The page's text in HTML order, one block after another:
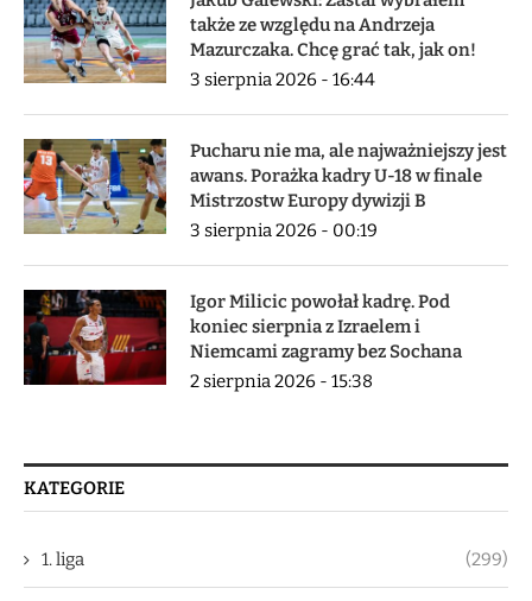
także ze względu na Andrzeja
Mazurczaka. Chcę grać tak, jak on!
3 sierpnia 2026 - 16:44
Pucharu nie ma, ale najważniejszy jest
awans. Porażka kadry U-18 w finale
Mistrzostw Europy dywizji B
3 sierpnia 2026 - 00:19
Igor Milicic powołał kadrę. Pod
koniec sierpnia z Izraelem i
Niemcami zagramy bez Sochana
2 sierpnia 2026 - 15:38
KATEGORIE
1. liga (299)